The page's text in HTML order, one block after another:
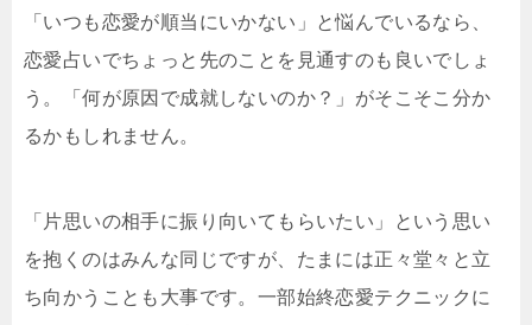
「いつも恋愛が順当にいかない」と悩んでいるなら、
恋愛占いでちょっと先のことを見通すのも良いでしょ
う。「何が原因で成就しないのか？」がそこそこ分か
るかもしれません。
「片思いの相手に振り向いてもらいたい」という思い
を抱くのはみんな同じですが、たまには正々堂々と立
ち向かうことも大事です。一部始終恋愛テクニックに